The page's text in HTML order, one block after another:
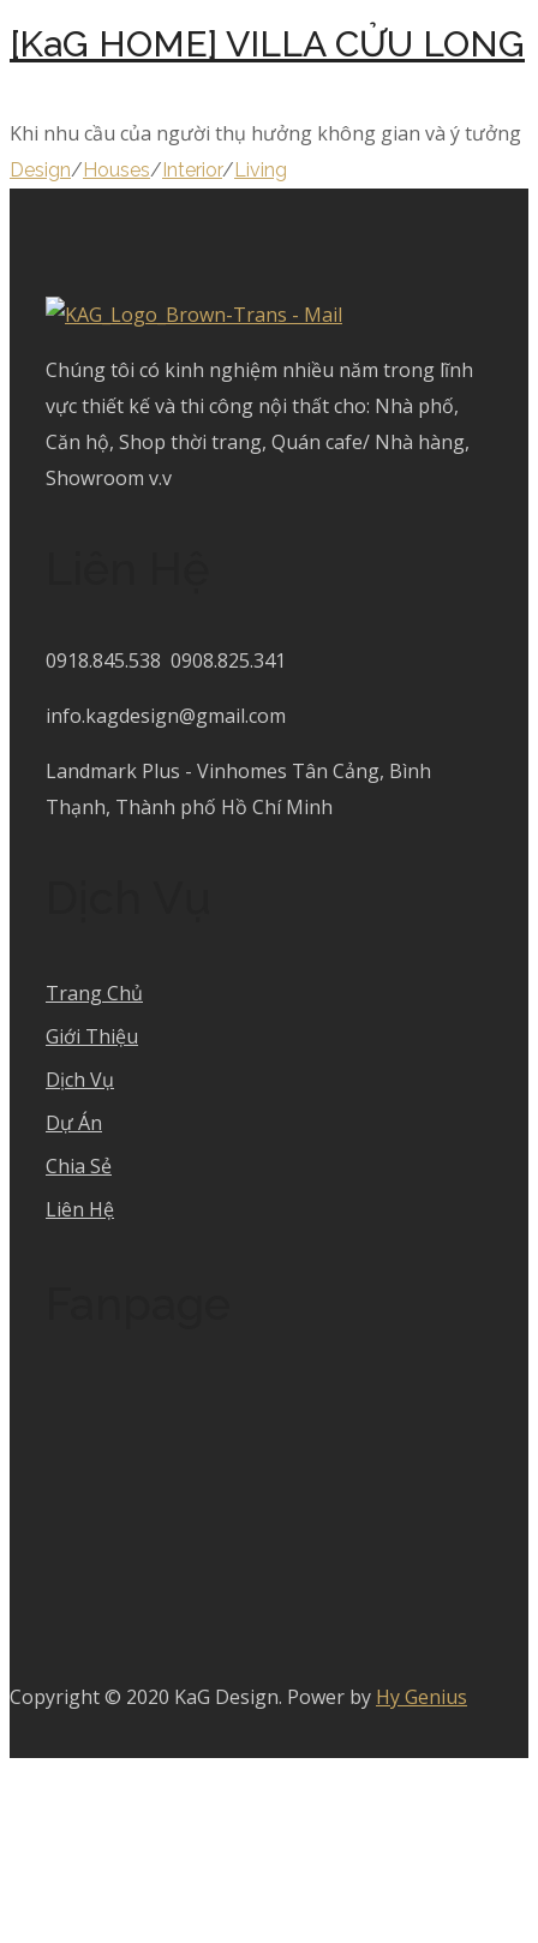
[KaG HOME] VILLA CỬU LONG
Khi nhu cầu của người thụ hưởng không gian và ý tưởng
Design/Houses/Interior/Living
Chúng tôi có kinh nghiệm nhiều năm trong lĩnh
vực thiết kế và thi công nội thất cho: Nhà phố,
Căn hộ, Shop thời trang, Quán cafe/ Nhà hàng,
Showroom v.v
0918.845.538 0908.825.341
info.kagdesign@gmail.com
Landmark Plus - Vinhomes Tân Cảng, Bình
Thạnh, Thành phố Hồ Chí Minh
Trang Chủ
Giới Thiệu
Dịch Vụ
Dự Án
Chia Sẻ
Liên Hệ
Copyright © 2020 KaG Design. Power by Hy Genius